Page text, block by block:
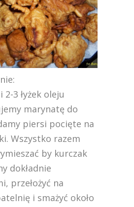
3 łyżek oleju
marynatę do
piersi pocięte na
Wszystko razem
by kurczak
dokładnie
przełożyć na
i smażyć około